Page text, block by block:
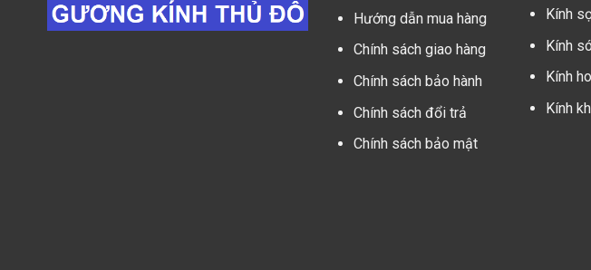
Hướng dẫn mua hàng
Chính sách giao hàng
Chính sách bảo hành
Chính sách đổi trả
Chính sách bảo mật
Kính
Kính
Kính
Kính